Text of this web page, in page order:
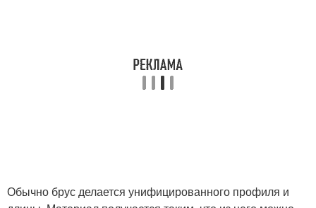
Обычно брус делается унифицированного профиля и